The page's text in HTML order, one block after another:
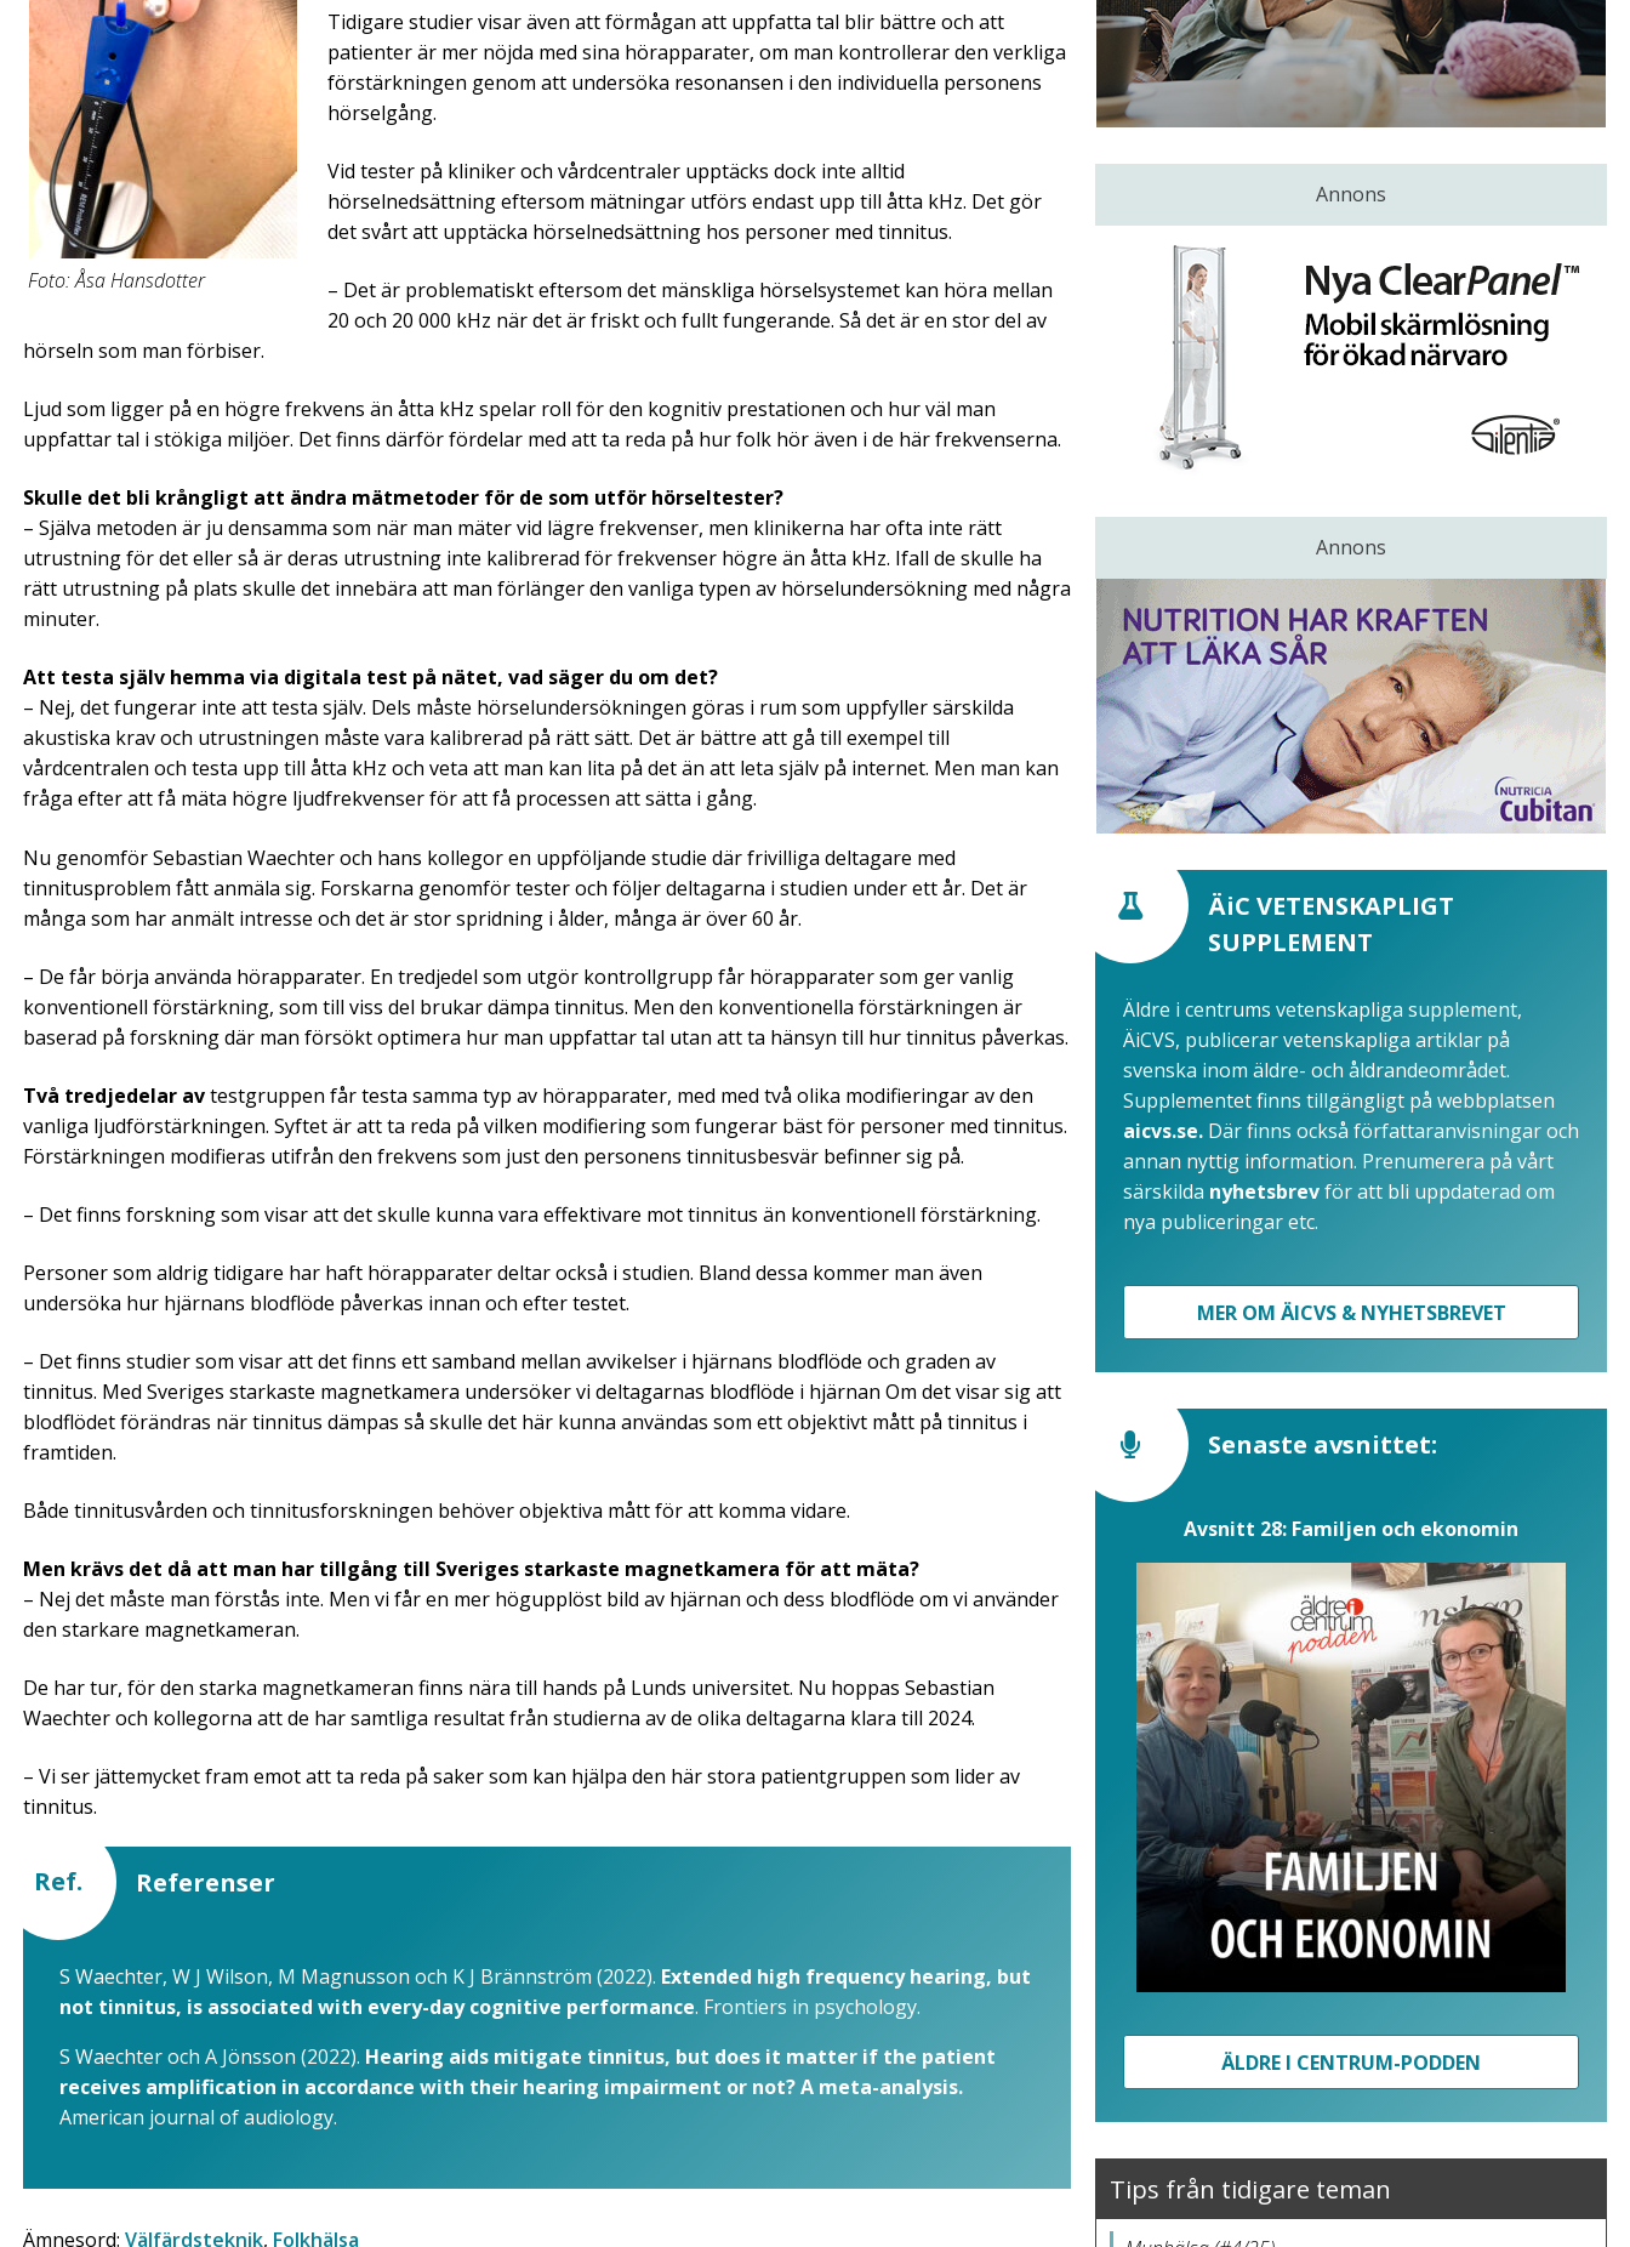
Foto: Åsa Hansdotter
Tidigare studier visar även att förmågan att uppfatta tal blir bättre och att
patienter är mer nöjda med sina hörapparater, om man kontrollerar den verkliga
förstärkningen genom att undersöka resonansen i den individuella personens
hörselgång.
Vid tester på kliniker och vårdcentraler upptäcks dock inte alltid
hörselnedsättning eftersom mätningar utförs endast upp till åtta kHz. Det gör
det svårt att upptäcka hörselnedsättning hos personer med tinnitus.
– Det är problematiskt eftersom det mänskliga hörselsystemet kan höra mellan
20 och 20 000 kHz när det är friskt och fullt fungerande. Så det är en stor del av
hörseln som man förbiser.
Ljud som ligger på en högre frekvens än åtta kHz spelar roll för den kognitiv prestationen och hur väl man
uppfattar tal i stökiga miljöer. Det finns därför fördelar med att ta reda på hur folk hör även i de här frekvenserna.
Skulle det bli krångligt att ändra mätmetoder för de som utför hörseltester?
– Själva metoden är ju densamma som när man mäter vid lägre frekvenser, men klinikerna har ofta inte rätt
utrustning för det eller så är deras utrustning inte kalibrerad för frekvenser högre än åtta kHz. Ifall de skulle ha
rätt utrustning på plats skulle det innebära att man förlänger den vanliga typen av hörselundersökning med några
minuter.
Att testa själv hemma via digitala test på nätet, vad säger du om det?
– Nej, det fungerar inte att testa själv. Dels måste hörselundersökningen göras i rum som uppfyller särskilda
akustiska krav och utrustningen måste vara kalibrerad på rätt sätt. Det är bättre att gå till exempel till
vårdcentralen och testa upp till åtta kHz och veta att man kan lita på det än att leta själv på internet. Men man kan
fråga efter att få mäta högre ljudfrekvenser för att få processen att sätta i gång.
Nu genomför Sebastian Waechter och hans kollegor en uppföljande studie där frivilliga deltagare med
tinnitusproblem fått anmäla sig. Forskarna genomför tester och följer deltagarna i studien under ett år. Det är
många som har anmält intresse och det är stor spridning i ålder, många är över 60 år.
– De får börja använda hörapparater. En tredjedel som utgör kontrollgrupp får hörapparater som ger vanlig
konventionell förstärkning, som till viss del brukar dämpa tinnitus. Men den konventionella förstärkningen är
baserad på forskning där man försökt optimera hur man uppfattar tal utan att ta hänsyn till hur tinnitus påverkas.
Två tredjedelar avtestgruppen får testa samma typ av hörapparater, med med två olika modifieringar av den
vanliga ljudförstärkningen. Syftet är att ta reda på vilken modifiering som fungerar bäst för personer med tinnitus.
Förstärkningen modifieras utifrån den frekvens som just den personens tinnitusbesvär befinner sig på.
– Det finns forskning som visar att det skulle kunna vara effektivare mot tinnitus än konventionell förstärkning.
Personer som aldrig tidigare har haft hörapparater deltar också i studien. Bland dessa kommer man även
undersöka hur hjärnans blodflöde påverkas innan och efter testet.
– Det finns studier som visar att det finns ett samband mellan avvikelser i hjärnans blodflöde och graden av
tinnitus. Med Sveriges starkaste magnetkamera undersöker vi deltagarnas blodflöde i hjärnan Om det visar sig att
blodflödet förändras när tinnitus dämpas så skulle det här kunna användas som ett objektivt mått på tinnitus i
framtiden.
Både tinnitusvården och tinnitusforskningen behöver objektiva mått för att komma vidare.
Men krävs det då att man har tillgång till Sveriges starkaste magnetkamera för att mäta?
– Nej det måste man förstås inte. Men vi får en mer högupplöst bild av hjärnan och dess blodflöde om vi använder
den starkare magnetkameran.
De har tur, för den starka magnetkameran finns nära till hands på Lunds universitet. Nu hoppas Sebastian
Waechter och kollegorna att de har samtliga resultat från studierna av de olika deltagarna klara till 2024.
– Vi ser jättemycket fram emot att ta reda på saker som kan hjälpa den här stora patientgruppen som lider av
tinnitus.
Ref. Referenser
S Waechter, W J Wilson, M Magnusson och K J Brännström (2022). Extended high frequency hearing, but
not tinnitus, is associated with every-day cognitive performance. Frontiers in psychology.
S Waechter och A Jönsson (2022). Hearing aids mitigate tinnitus, but does it matter if the patient
receives amplification in accordance with their hearing impairment or not? A meta-analysis.
American journal of audiology.
Ämnesord: Välfärdsteknik, Folkhälsa
Annons
Annons
ÄiC VETENSKAPLIGT
SUPPLEMENT
Äldre i centrums vetenskapliga supplement,
ÄiCVS, publicerar vetenskapliga artiklar på
svenska inom äldre- och åldrandeområdet.
Supplementet finns tillgängligt på webbplatsen
aicvs.se. Där finns också författaranvisningar och
annan nyttig information. Prenumerera på vårt
särskilda nyhetsbrevför att bli uppdaterad om
nya publiceringar etc.
MER OM ÄICVS & NYHETSBREVET
Senaste avsnittet:
Avsnitt 28: Familjen och ekonomin
ÄLDRE I CENTRUM-PODDEN
Tips från tidigare teman